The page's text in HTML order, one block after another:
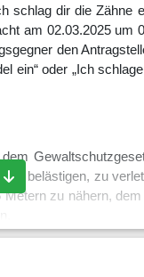
schlag dir die Zähne
am 02.03.2025 um
den
ein“ oder „Ich
zu belästigen, zu
zu nähern,